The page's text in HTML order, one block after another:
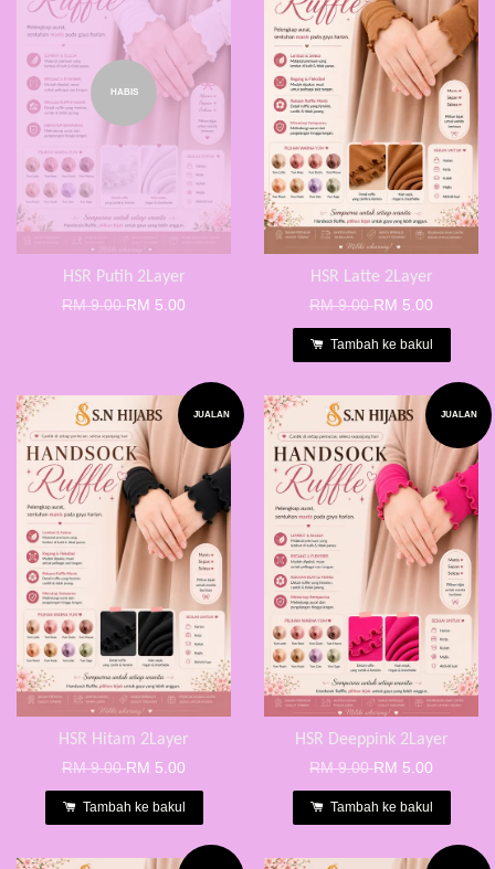
HABIS
HSR Putih 2Layer
RM 9.00RM 5.00
HSR Latte 2Layer
RM 9.00RM 5.00
Tambah ke bakul
JUALAN
HSR Hitam 2Layer
RM 9.00RM 5.00
Tambah ke bakul
JUALAN
HSR Deeppink 2Layer
RM 9.00RM 5.00
Tambah ke bakul